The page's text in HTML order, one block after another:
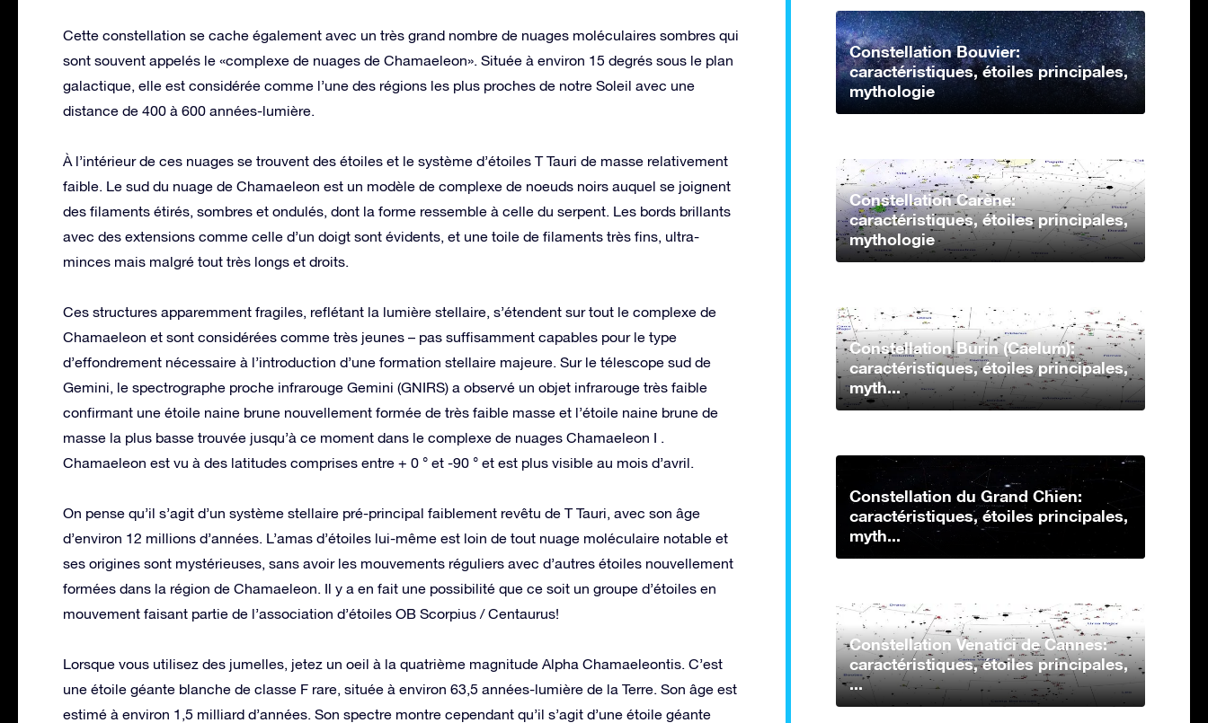
Cette constellation se cache également avec un très grand nombre de nuages ​​moléculaires sombres qui
sont souvent appelés le «complexe de nuages ​​de Chamaeleon». Située à environ 15 degrés sous le plan
galactique, elle est considérée comme l’une des régions les plus proches de notre Soleil avec une
distance de 400 à 600 années-lumière.
À l’intérieur de ces nuages ​​se trouvent des étoiles et le système d’étoiles T Tauri de masse relativement
faible. Le sud du nuage de Chamaeleon est un modèle de complexe de noeuds noirs auquel se joignent
des filaments étirés, sombres et ondulés, dont la forme ressemble à celle du serpent. Les bords brillants
avec des extensions comme celle d’un doigt sont évidents, et une toile de filaments très fins, ultra-
minces mais malgré tout très longs et droits.
Ces structures apparemment fragiles, reflétant la lumière stellaire, s’étendent sur tout le complexe de
Chamaeleon et sont considérées comme très jeunes – pas suffisamment capables pour le type
d’effondrement nécessaire à l’introduction d’une formation stellaire majeure. Sur le télescope sud de
Gemini, le spectrographe proche infrarouge Gemini (GNIRS) a observé un objet infrarouge très faible
confirmant une étoile naine brune nouvellement formée de très faible masse et l’étoile naine brune de
masse la plus basse trouvée jusqu’à ce moment dans le complexe de nuages ​​Chamaeleon I .
Chamaeleon est vu à des latitudes comprises entre + 0 ° et -90 ° et est plus visible au mois d’avril.
On pense qu’il s’agit d’un système stellaire pré-principal faiblement revêtu de T Tauri, avec son âge
d’environ 12 millions d’années. L’amas d’étoiles lui-même est loin de tout nuage moléculaire notable et
ses origines sont mystérieuses, sans avoir les mouvements réguliers avec d’autres étoiles nouvellement
formées dans la région de Chamaeleon. Il y a en fait une possibilité que ce soit un groupe d’étoiles en
mouvement faisant partie de l’association d’étoiles OB Scorpius / Centaurus!
Lorsque vous utilisez des jumelles, jetez un oeil à la quatrième magnitude Alpha Chamaeleontis. C’est
une étoile géante blanche de classe F rare, située à environ 63,5 années-lumière de la Terre. Son âge est
estimé à environ 1,5 milliard d’années. Son spectre montre cependant qu’il s’agit d’une étoile géante
Constellation Bouvier:
caractéristiques, étoiles principales,
mythologie
Constellation Carène:
caractéristiques, étoiles principales,
mythologie
Constellation Burin (Caelum):
caractéristiques, étoiles principales,
myth...
Constellation du Grand Chien:
caractéristiques, étoiles principales,
myth...
Constellation Venatici de Cannes:
caractéristiques, étoiles principales,
...